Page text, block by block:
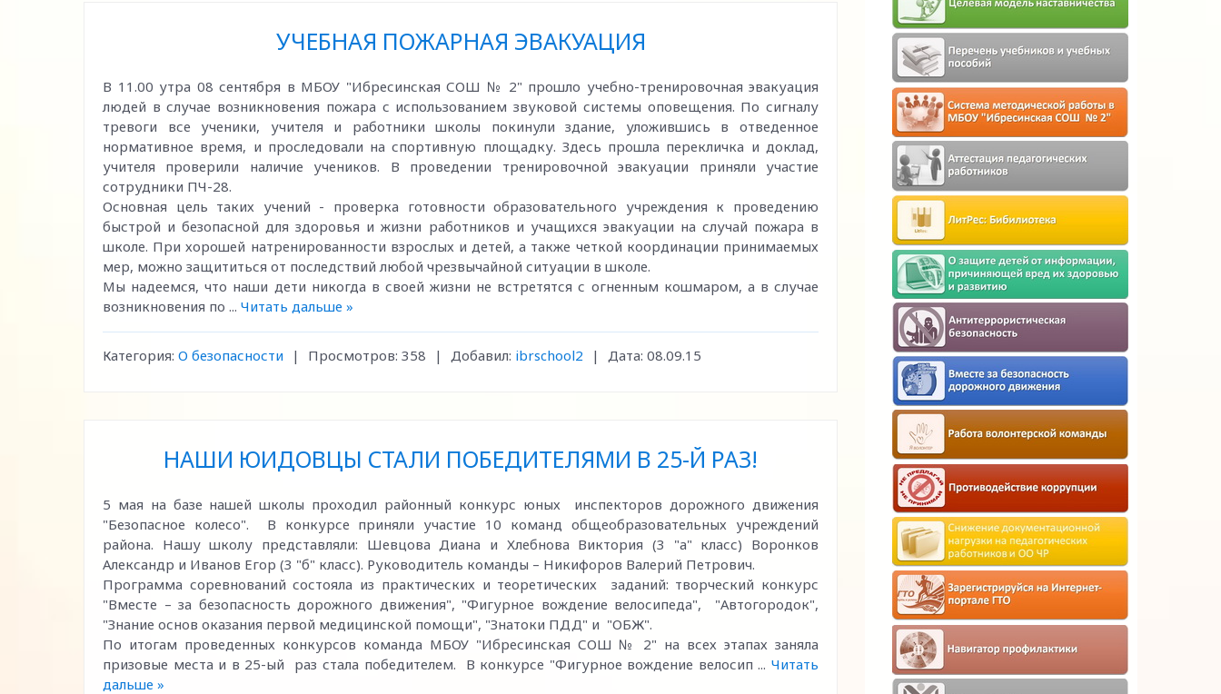
УЧЕБНАЯ ПОЖАРНАЯ ЭВАКУАЦИЯ
В 11.00 утра 08 сентября в МБОУ "Ибресинская СОШ № 2" прошло учебно-тренировочная эвакуация
людей в случае возникновения пожара с использованием звуковой системы оповещения. По сигналу
тревоги все ученики, учителя и работники школы покинули здание, уложившись в отведенное
нормативное время, и проследовали на спортивную площадку. Здесь прошла перекличка и доклад,
учителя проверили наличие учеников. В проведении тренировочной эвакуации приняли участие
сотрудники ПЧ-28.
Основная цель таких учений - проверка готовности образовательного учреждения к проведению
быстрой и безопасной для здоровья и жизни работников и учащихся эвакуации на случай пожара в
школе. При хорошей натренированности взрослых и детей, а также четкой координации принимаемых
мер, можно защититься от последствий любой чрезвычайной ситуации в школе.
Мы надеемся, что наши дети никогда в своей жизни не встретятся с огненным кошмаром, а в случае
возникновения по ... Читать дальше »
Категория: О безопасности | Просмотров: 358 | Добавил: ibrschool2 | Дата: 08.09.15
НАШИ ЮИДОВЦЫ СТАЛИ ПОБЕДИТЕЛЯМИ В 25-Й РАЗ!
5 мая на базе нашей школы проходил районный конкурс юных инспекторов дорожного движения
"Безопасное колесо". В конкурсе приняли участие 10 команд общеобразовательных учреждений
района. Нашу школу представляли: Шевцова Диана и Хлебнова Виктория (3 "а" класс) Воронков
Александр и Иванов Егор (3 "б" класс). Руководитель команды – Никифоров Валерий Петрович.
Программа соревнований состояла из практических и теоретических заданий: творческий конкурс
"Вместе – за безопасность дорожного движения", "Фигурное вождение велосипеда", "Автогородок",
"Знание основ оказания первой медицинской помощи", "Знатоки ПДД" и "ОБЖ".
По итогам проведенных конкурсов команда МБОУ "Ибресинская СОШ № 2" на всех этапах заняла
призовые места и в 25-ый раз стала победителем. В конкурсе "Фигурное вождение велосип... Читать
дальше »